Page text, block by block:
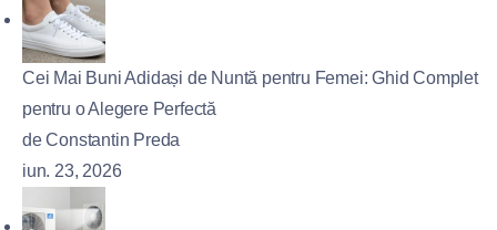
Cei Mai Buni Adidași de Nuntă pentru Femei: Ghid Complet
pentru o Alegere Perfectă
de Constantin Preda
iun. 23, 2026